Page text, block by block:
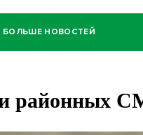
БОЛЬШЕ НОВОСТЕЙ